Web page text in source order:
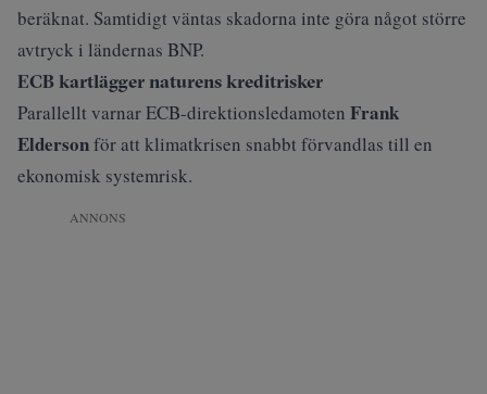
beräknat. Samtidigt väntas skadorna inte göra något större
avtryck i ländernas BNP.
ECB kartlägger naturens kreditrisker
Parallellt varnar ECB-direktionsledamoten Frank
Eldersonför att klimatkrisen snabbt förvandlas till en
ekonomisk systemrisk.
ANNONS